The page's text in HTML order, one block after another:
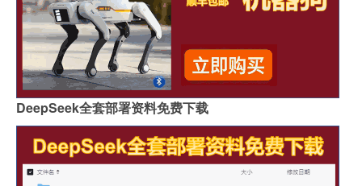
DeepSeek全套部署资料免费下载